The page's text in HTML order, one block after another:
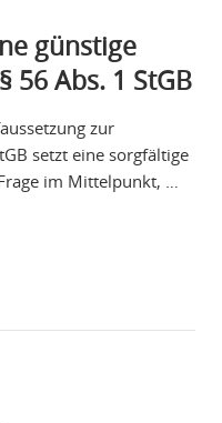
günstige
56 Abs. 1 StGB
zur
setzt eine sorgfältige
im Mittelpunkt, …